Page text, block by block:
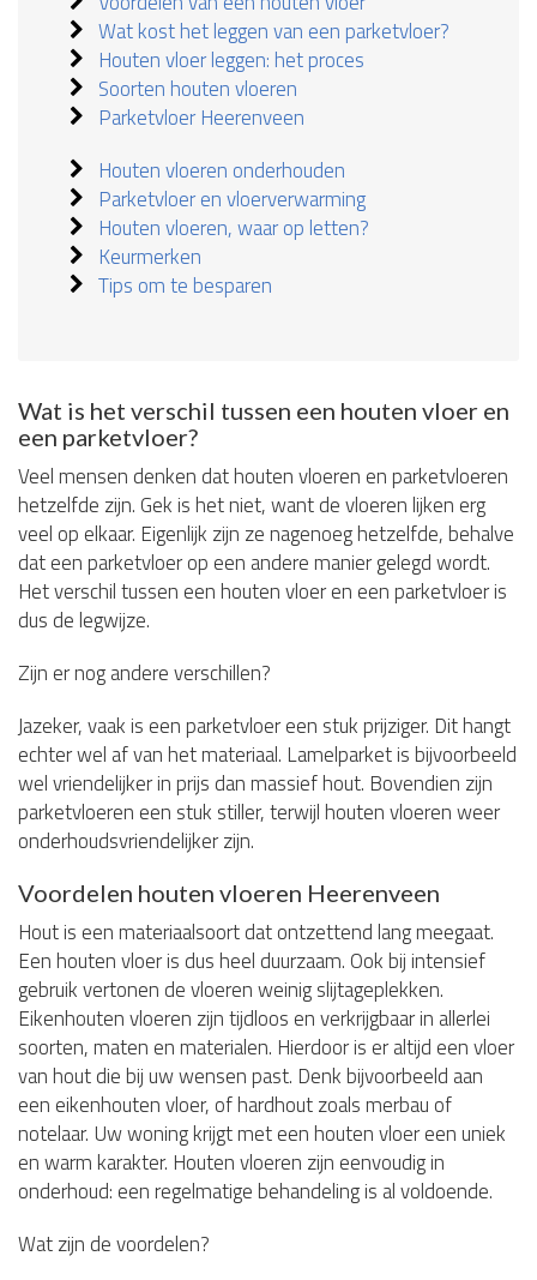
Wat kost het leggen van een parketvloer?
Houten vloer leggen: het proces
Soorten houten vloeren
Parketvloer Heerenveen
Houten vloeren onderhouden
Parketvloer en vloerverwarming
Houten vloeren, waar op letten?
Keurmerken
Tips om te besparen
Wat is het verschil tussen een houten vloer en
een parketvloer?
Veel mensen denken dat houten vloeren en parketvloeren
hetzelfde zijn. Gek is het niet, want de vloeren lijken erg
veel op elkaar. Eigenlijk zijn ze nagenoeg hetzelfde, behalve
dat een parketvloer op een andere manier gelegd wordt.
Het verschil tussen een houten vloer en een parketvloer is
dus de legwijze.
Zijn er nog andere verschillen?
Jazeker, vaak is een parketvloer een stuk prijziger. Dit hangt
echter wel af van het materiaal. Lamelparket is bijvoorbeeld
wel vriendelijker in prijs dan massief hout. Bovendien zijn
parketvloeren een stuk stiller, terwijl houten vloeren weer
onderhoudsvriendelijker zijn.
Voordelen houten vloeren Heerenveen
Hout is een materiaalsoort dat ontzettend lang meegaat.
Een houten vloer is dus heel duurzaam. Ook bij intensief
gebruik vertonen de vloeren weinig slijtageplekken.
Eikenhouten vloeren zijn tijdloos en verkrijgbaar in allerlei
soorten, maten en materialen. Hierdoor is er altijd een vloer
van hout die bij uw wensen past. Denk bijvoorbeeld aan
een eikenhouten vloer, of hardhout zoals merbau of
notelaar. Uw woning krijgt met een houten vloer een uniek
en warm karakter. Houten vloeren zijn eenvoudig in
onderhoud: een regelmatige behandeling is al voldoende.
Wat zijn de voordelen?